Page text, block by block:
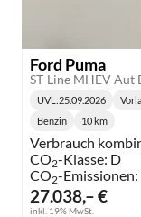
Ford Puma
ST-Line MHEV Aut
27.038,– €
inkl. 19% MwSt.
Lieferzeit:
UVL :25.09.2026
Kraftstoff:
Benzin 10 km
Verbrauch
CO2-Klasse: D
CO2-Emissionen: